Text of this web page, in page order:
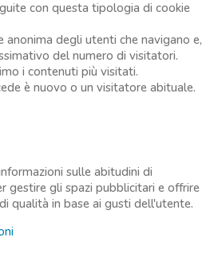
con questa tipologia di cookie
anonima degli utenti che navigano e,
del numero di visitatori.
i contenuti più visitati.
è nuovo o un visitatore abituale.
sulle abitudini di
gestire gli spazi pubblicitari e offrire
qualità in base ai gusti dell'utente.